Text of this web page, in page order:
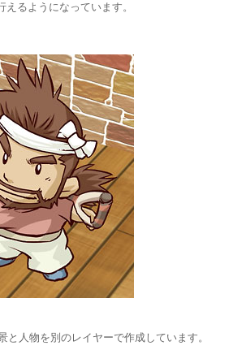
るようになっています。
と人物を別のレイヤーで作成しています。